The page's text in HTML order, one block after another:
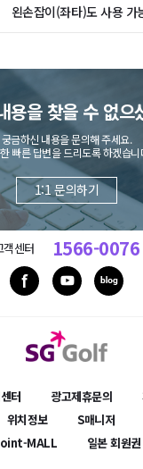
왼손잡이(좌타)도 사용 가
용을 찾을 수 없으
궁금하신 내용을 문의해 주세요.
빠른 답변을 드리도록 하겠습니
1:1 문의하기
객센터 1566-0076
터 광고제휴문의
위치정보 S매니저
MALL
일본 회원권